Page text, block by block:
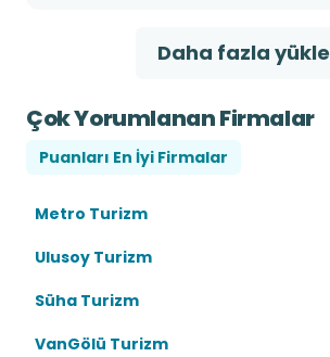
Daha fazla yükle
Çok Yorumlanan Firmalar
Puanları En İyi Firmalar
Metro Turizm
Ulusoy Turizm
Süha Turizm
VanGölü Turizm